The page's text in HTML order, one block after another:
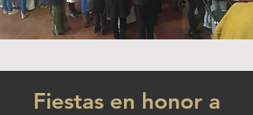
Fiestas en honor a